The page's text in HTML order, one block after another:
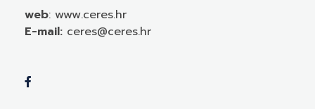
web: www.ceres.hr
E-mail: ceres@ceres.hr